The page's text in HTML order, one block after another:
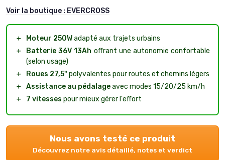
Voir la boutique : EVERCROSS
＋ Moteur 250Wadapté aux trajets urbains
＋
Batterie 36V 13Ah offrant une autonomie confortable
(selon usage)
＋
Roues 27,5" polyvalentes pour routes et chemins légers
＋ Assistance au pédalageavec modes 15/20/25 km/h
＋
7 vitesses pour mieux gérer l'effort
Nous avons testé ce produit
Découvrez notre avis détaillé, notes et verdict